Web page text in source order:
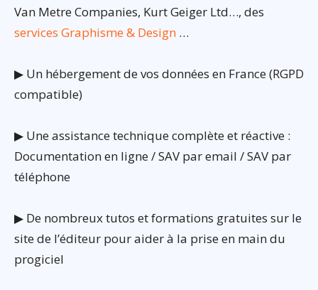
Van Metre Companies, Kurt Geiger Ltd…, des
services Graphisme & Design …
▶ Un hébergement de vos données en France (RGPD
compatible)
▶ Une assistance technique complète et réactive :
Documentation en ligne / SAV par email / SAV par
téléphone
▶ De nombreux tutos et formations gratuites sur le
site de l’éditeur pour aider à la prise en main du
progiciel